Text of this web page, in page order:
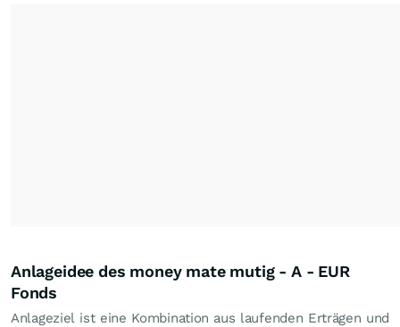
Anlageidee des money mate mutig - A - EUR
Fonds
Anlageziel ist eine Kombination aus laufenden Erträgen und